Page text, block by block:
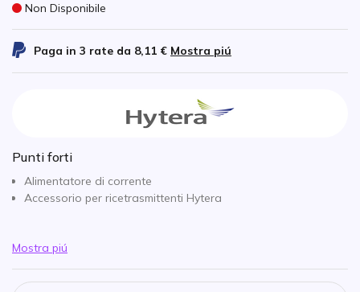
Non Disponibile
Paga in 3 rate da 8,11 € Mostra piú
Punti forti
Alimentatore di corrente
Accessorio per ricetrasmittenti Hytera
Mostra piú